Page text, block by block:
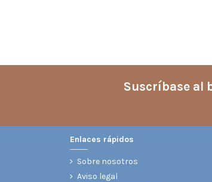
Suscríbase al
Enlaces rápidos
Sobre nosotros
Aviso legal